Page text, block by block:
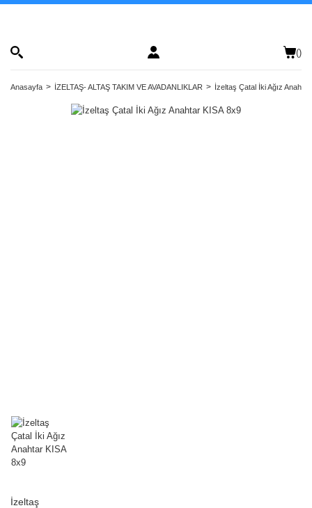
()
Anasayfa İZELTAŞ- ALTAŞ TAKIM VE AVADANLIKLAR İzeltaş Çatal İki Ağız
İzeltaş